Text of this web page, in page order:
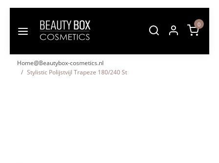
0
Home@Beautybox-cosmetics.nl
Stylistic Polijstvijl Trapeze 180/240 St